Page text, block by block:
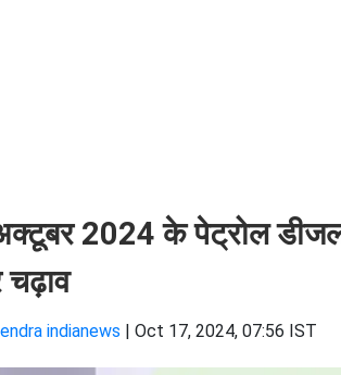
2024 के पेट्रोल
चढ़ाव
indianews | Oct 17, 2024, 07:56 IST